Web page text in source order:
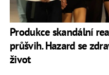
Produkce skandální
průšvih. Hazard se
život